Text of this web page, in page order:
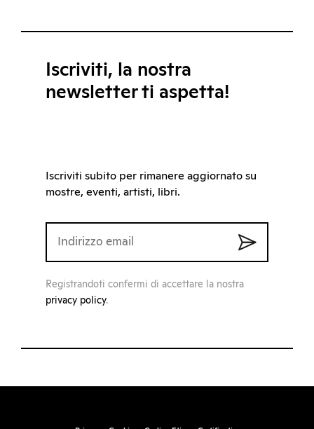
Iscriviti, la nostra
newsletter ti aspetta!
Iscriviti subito per rimanere aggiornato su
mostre, eventi, artisti, libri.
Registrandoti confermi di accettare la nostra
privacy policy.